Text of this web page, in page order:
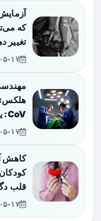
که
تغییر
CoV: یافته‌های یک مطالعه پیش‌بالینی
کاهش
قلب